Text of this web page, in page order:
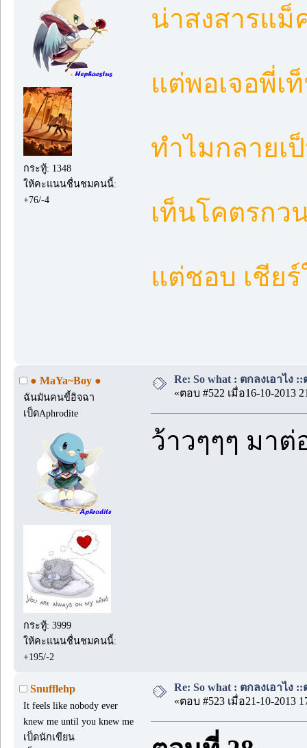
กระทู้: 1348
ให้คะแนนชื่นชมคนนี้:
+76/-4
น่าสงสารแม็
แต่พอเจอพี่เ
ทำไมกลายเ
เท็นโคตรกว
แต่ชอบ เชียร์
● MaYa~Boy ●
ฉันมันคนขี้อิจฉา
เป็ดAphrodite
กระทู้: 3999
ให้คะแนนชื่นชมคนนี้:
+195/-2
Re: So what : ตกลงเอาไง ::
«ตอบ #522 เมื่อ16-10-2013
ว้าวๆๆๆ มาต่
Snufflehp
It feels like nobody ever
knew me until you knew me
เป็ดนักเขียน
Re: So what : ตกลงเอาไง ::
«ตอบ #523 เมื่อ21-10-2013